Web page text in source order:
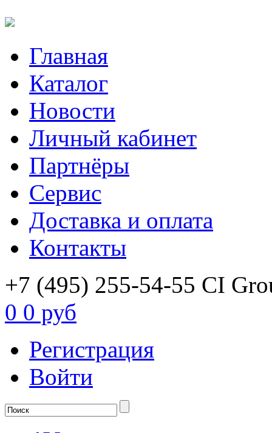
Главная
Каталог
Новости
Личный кабинет
Партнёры
Сервис
Доставка и оплата
Контакты
+7 (495) 255-54-55 CI
0 0 руб
Регистрация
Войти